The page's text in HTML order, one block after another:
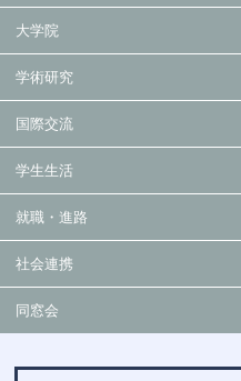
大学院
学術研究
国際交流
学生生活
就職・進路
社会連携
同窓会